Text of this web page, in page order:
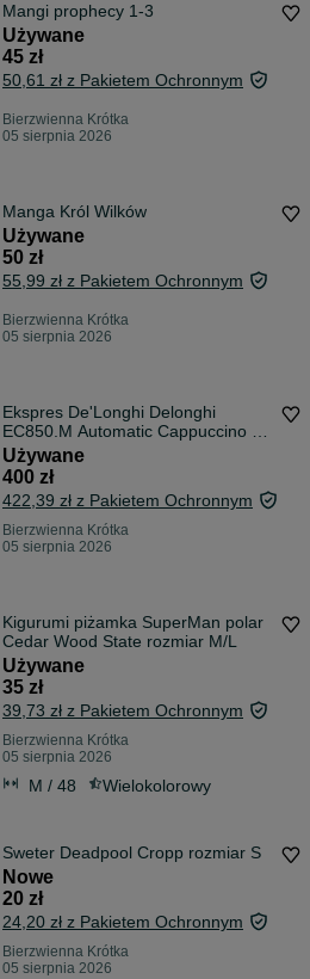
Mangi prophecy 1-3
Używane
45 zł
50,61 zł z Pakietem Ochronnym
Bierzwienna Krótka
05 sierpnia 2026
Manga Król Wilków
Używane
50 zł
55,99 zł z Pakietem Ochronnym
Bierzwienna Krótka
05 sierpnia 2026
Ekspres De'Longhi Delonghi
EC850.M Automatic Cappuccino 15
bar
Używane
400 zł
422,39 zł z Pakietem Ochronnym
Bierzwienna Krótka
05 sierpnia 2026
Kigurumi piżamka SuperMan polar
Cedar Wood State rozmiar M/L
Używane
35 zł
39,73 zł z Pakietem Ochronnym
Bierzwienna Krótka
05 sierpnia 2026
M / 48 Wielokolorowy
Sweter Deadpool Cropp rozmiar S
Nowe
20 zł
24,20 zł z Pakietem Ochronnym
Bierzwienna Krótka
05 sierpnia 2026